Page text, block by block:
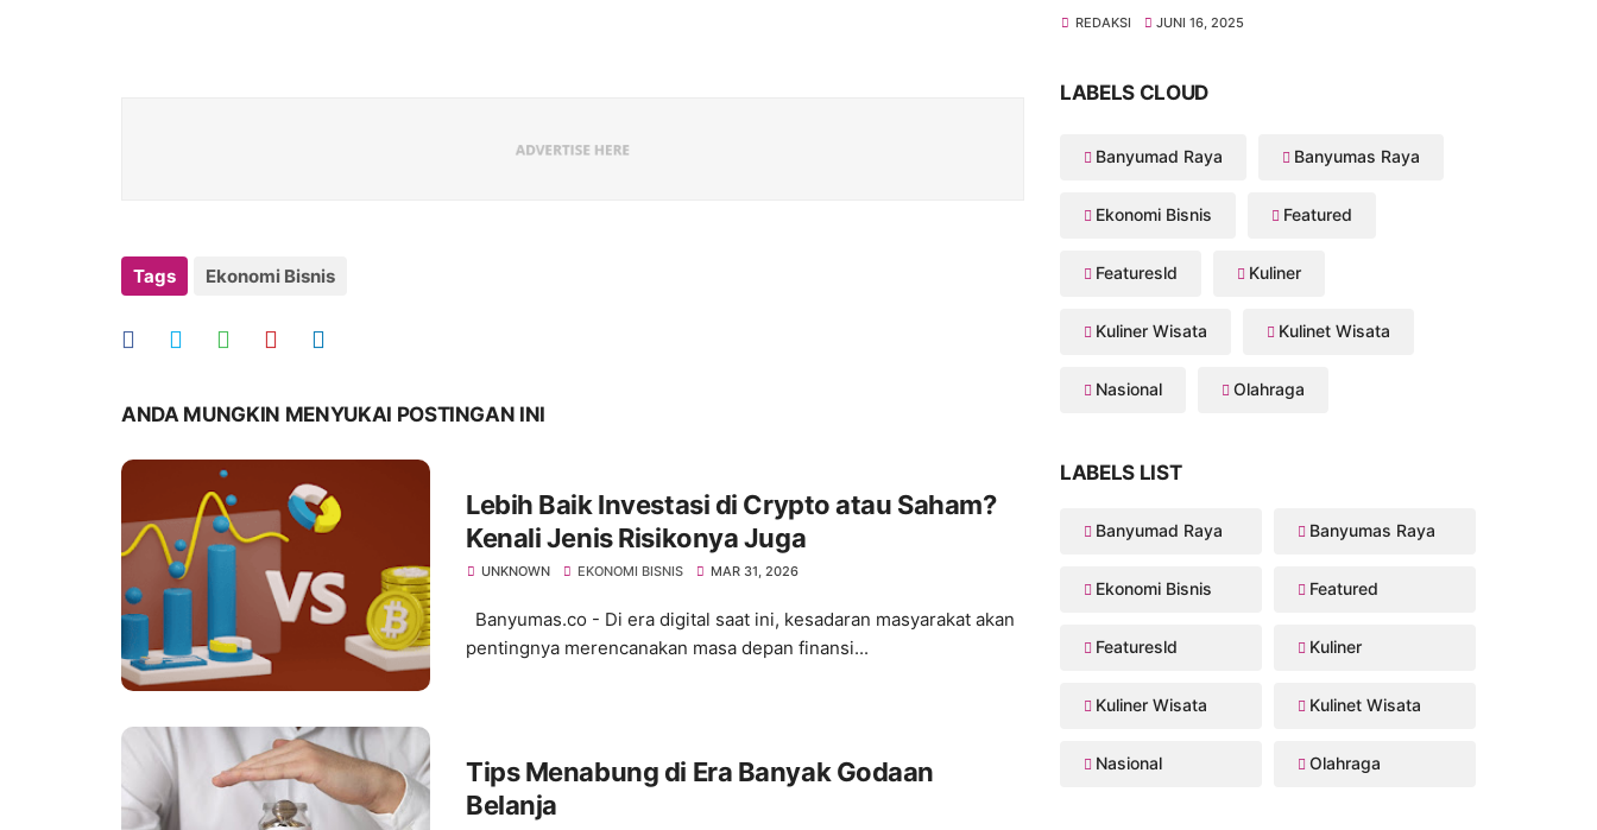
Tags Ekonomi Bisnis
ANDA MUNGKIN MENYUKAI POSTINGAN INI
Lebih Baik Investasi di Crypto atau Saham?
Kenali Jenis Risikonya Juga
UNKNOWN EKONOMI BISNIS MAR 31, 2026
Banyumas.co - ​Di era digital saat ini, kesadaran masyarakat akan
pentingnya merencanakan masa depan finansi...
Tips Menabung di Era Banyak Godaan
Belanja
REDAKSI JUNI 16, 2025
LABELS CLOUD
Banyumad Raya Banyumas Raya
Ekonomi Bisnis Featured
Featuresld Kuliner
Kuliner Wisata Kulinet Wisata
Nasional Olahraga
LABELS LIST
Banyumad Raya Banyumas Raya
Ekonomi Bisnis Featured
Featuresld Kuliner
Kuliner Wisata Kulinet Wisata
Nasional Olahraga